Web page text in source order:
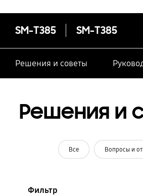
SM-T385 SM-T385
Решения и советы
Решения и
Все Вопросы и
Фильтр